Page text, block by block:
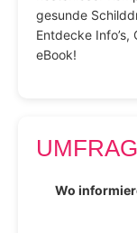
gesunde
Entdecke Info’s,
eBook!
Wo